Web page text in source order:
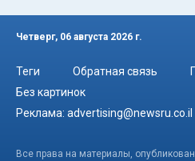
Четверг, 06 августа 2026 г.
Теги Обратная связь
Без картинок
Реклама: advertising@newsru.co.il
Все права на материалы,